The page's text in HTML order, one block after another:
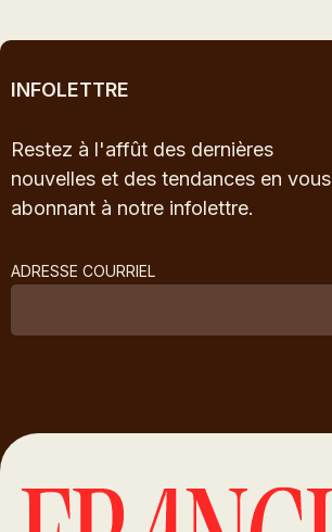
INFOLETTRE
Restez à l'affût des dernières
nouvelles et des tendances en vous
abonnant à notre infolettre.
ADRESSE COURRIEL